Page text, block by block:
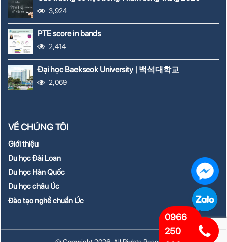
3,924
PTE score in bands
2,414
Đại học Baekseok University | 백석대학교
2,069
VỀ CHÚNG TÔI
Giới thiệu
Du học Đài Loan
Du học Hàn Quốc
Du học châu Úc
Đào tạo nghề chuẩn Úc
0966
250